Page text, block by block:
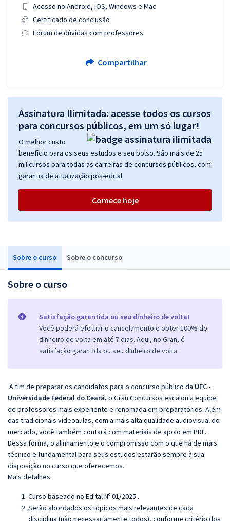
Sobre o curso Sobre o concurso
Sobre o curso
Satisfação garantida ou seu dinheiro de volta!
Você poderá efetuar o cancelamento e obter 100% do
dinheiro de volta em até 7 dias. Aqui, no Gran, é
satisfação garantida ou seu dinheiro de volta.
A fim de preparar os candidatos para o concurso público da UFC -
Universidade Federal do Ceará, o Gran Concursos escalou a equipe
de professores mais experiente e renomada em preparatórios. Além
das tradicionais videoaulas, com a mais alta qualidade audiovisual do
mercado, você também contará com materiais de apoio em PDF.
Dessa forma, o alinhamento e o compromisso com o que há de mais
técnico e fundamental para seus estudos estarão sempre à sua
disposição no curso que oferecemos.
Mais detalhes:
Curso baseado no Edital Nº 01/2025 .
Serão abordados os tópicos mais relevantes de cada
disciplina (não necessariamente todos), conforme critério dos
Acesso no Android, iOS, Windows e Mac
Certificado de conclusão
Fórum de dúvidas com professores
Compartilhar
Assinatura Ilimitada: acesse todos os cursos
para concursos públicos, em um só lugar!
O melhor custo
benefício para os seus estudos e seu bolso. São mais de 25
mil cursos para todas as carreiras de concursos públicos, com
garantia de atualização pós-edital.
Comece hoje